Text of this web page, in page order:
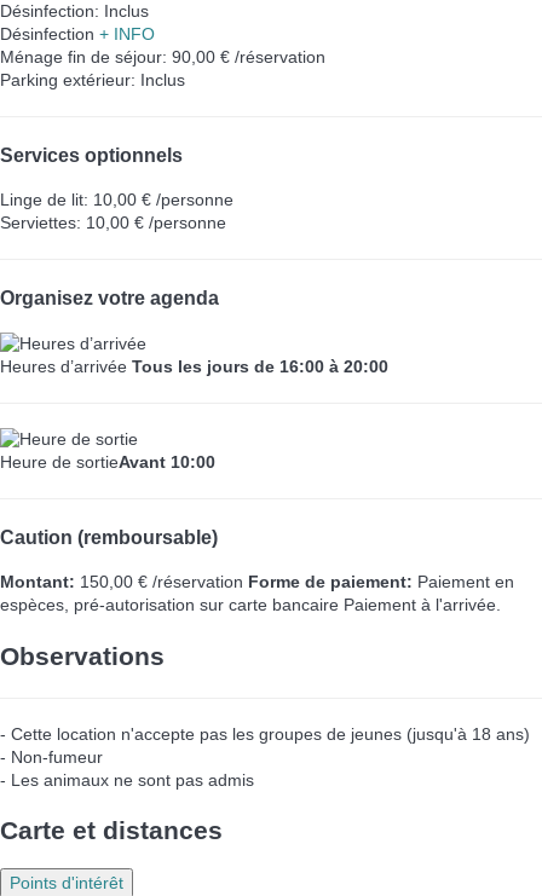
Désinfection: Inclus
Désinfection + INFO
Ménage fin de séjour: 90,00 € /réservation
Parking extérieur: Inclus
Services optionnels
Linge de lit: 10,00 € /personne
Serviettes: 10,00 € /personne
Organisez votre agenda
Heures d’arrivée Tous les jours de 16:00 à 20:00
Heure de sortieAvant 10:00
Caution (remboursable)
Montant: 150,00 € /réservation Forme de paiement: Paiement en
espèces, pré-autorisation sur carte bancaire Paiement à l'arrivée.
Observations
- Cette location n'accepte pas les groupes de jeunes (jusqu'à 18 ans)
- Non-fumeur
- Les animaux ne sont pas admis
Carte et distances
Points d'intérêt